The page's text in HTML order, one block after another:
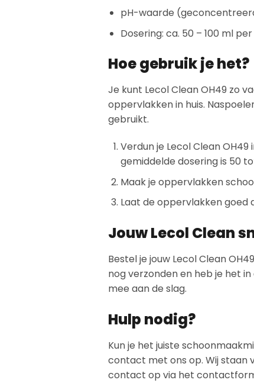
pH-waarde
Dosering: ca. 50 – 100 ml
Hoe gebruik je het?
Je kunt Lecol Clean OH49 zo
oppervlakken in huis.
gebruikt.
Verdun je Lecol Clean
gemiddelde dosering is 50
Maak je oppervlakken
Laat de oppervlakken goed
Jouw Lecol Clean
Bestel je jouw Lecol Clean
nog verzonden en heb je het
mee aan de slag.
Hulp nodig?
Kun je het juiste
contact met ons op. Wij staan
contact op via het